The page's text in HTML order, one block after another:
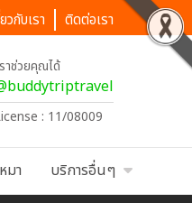
วกับเรา ติดต่อเรา
าช่วยคุณได้
: 11/08009
มา บริการอื่นๆ